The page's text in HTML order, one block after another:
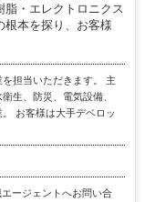
・エレクトロニクス
根本を探り、お客様
担当いただきます。 主
生、防災、電気設備、
お客様は大手デベロッ
ージェントへお問い合